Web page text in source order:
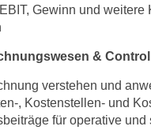
Gewinn und weitere
&
verstehen und
, Kostenstellen- und
für operative und